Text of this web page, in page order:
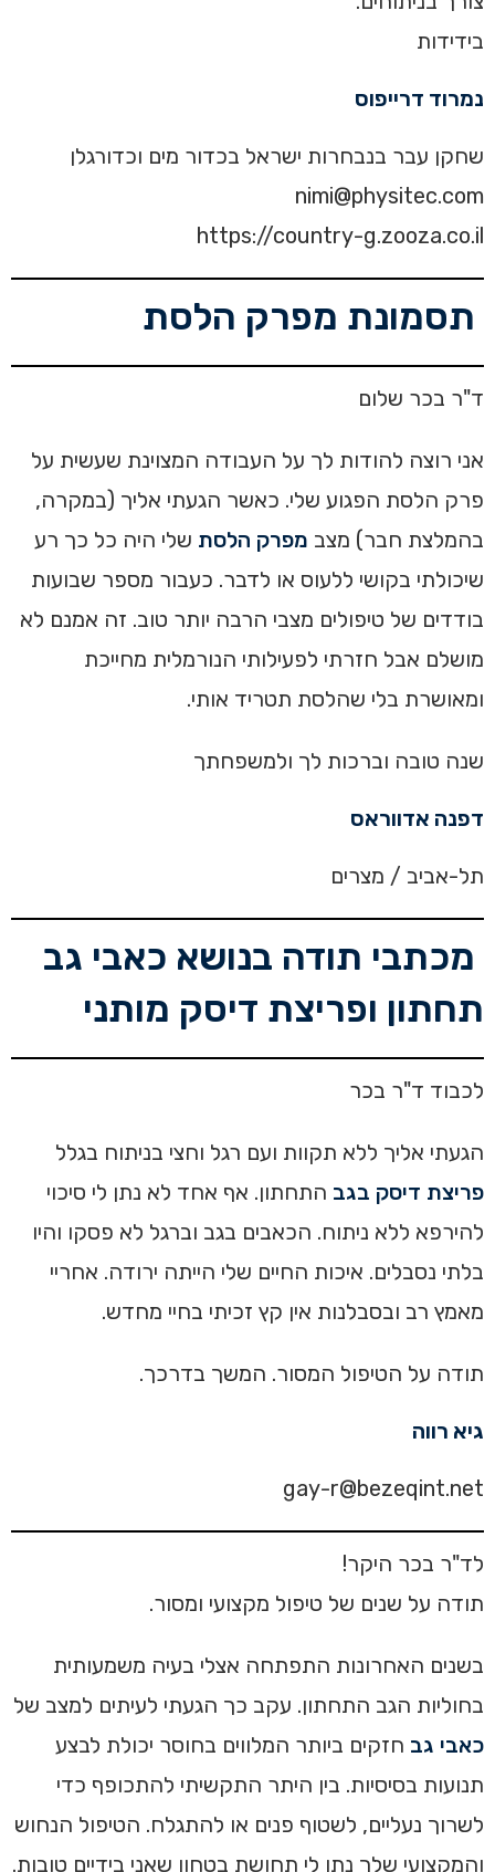
בידידות
נמרוד דרייפוס
שחקן עבר בנבחרות ישראל בכדור מים וכדורגלן
nimi@physitec.com
https://country-g.zooza.co.il
תסמונת מפרק הלסת
ד"ר בכר שלום
אני רוצה להודות לך על העבודה המצוינת שעשית על
פרק הלסת הפגוע שלי. כאשר הגעתי אליך (במקרה,
בהמלצת חבר) מצב מפרק הלסת שלי היה כל כך רע
שיכולתי בקושי ללעוס או לדבר. כעבור מספר שבועות
בודדים של טיפולים מצבי הרבה יותר טוב. זה אמנם לא
מושלם אבל חזרתי לפעילותי הנורמלית מחייכת
ומאושרת בלי שהלסת תטריד אותי.
שנה טובה וברכות לך ולמשפחתך
דפנה אדווראס
תל-אביב / מצרים
מכתבי תודה בנושא כאבי גב
תחתון ופריצת דיסק מותני
לכבוד ד"ר בכר
הגעתי אליך ללא תקוות ועם רגל וחצי בניתוח בגלל
פריצת דיסק בגב התחתון. אף אחד לא נתן לי סיכוי
להירפא ללא ניתוח. הכאבים בגב וברגל לא פסקו והיו
בלתי נסבלים. איכות החיים שלי הייתה ירודה. אחריי
מאמץ רב ובסבלנות אין קץ זכיתי בחיי מחדש.
תודה על הטיפול המסור. המשך בדרכך.
גיא רווה
gay-r@bezeqint.net
לד"ר בכר היקר!
תודה על שנים של טיפול מקצועי ומסור.
בשנים האחרונות התפתחה אצלי בעיה משמעותית
בחוליות הגב התחתון. עקב כך הגעתי לעיתים למצב של
כאבי גב חזקים ביותר המלווים בחוסר יכולת לבצע
תנועות בסיסיות. בין היתר התקשיתי להתכופף כדי
לשרוך נעליים, לשטוף פנים או להתגלח. הטיפול הנחוש
והמקצועי שלך נתן לי תחושת בטחון שאני בידיים טובות.